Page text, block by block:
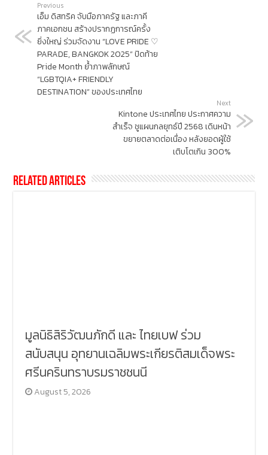
Previous
เอ็ม ดิสทริค จับมือภาครัฐ และภาคี
ภาคเอกชน สร้างปรากฏการณ์ครั้ง
ยิ่งใหญ่ ร่วมจัดงาน “LOVE PRIDE ♡
PARADE, BANGKOK 2025” ปิดท้าย
Pride Month ย้ำภาพลักษณ์
“LGBTQIA+ FRIENDLY
DESTINATION” ของประเทศไทย
Next
Kintone ประเทศไทย ประกาศความ
สำเร็จ ชูแผนกลยุทธ์ปี 2568 เดินหน้า
ขยายตลาดต่อเนื่อง หลังยอดผู้ใช้
เติบโตเกิน 300%
Related Articles
มูลนิธิสิริวัฒนภักดี และ ไทยเบฟ ร่วม
สนับสนุน อุทยานเฉลิมพระเกียรติสมเด็จพระ
ศรีนครินทราบรมราชชนนี
August 5, 2026